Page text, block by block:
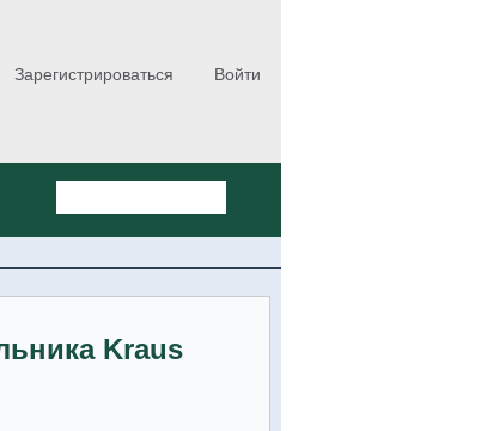
Зарегистрироваться Войти
Kraus